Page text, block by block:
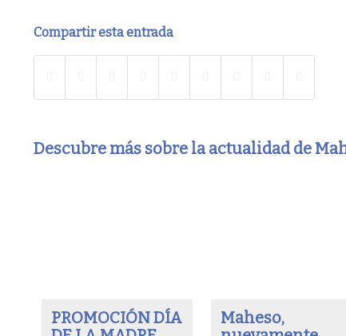
Compartir esta entrada
Descubre más sobre la actualidad de
PROMOCIÓN DÍA
Maheso,